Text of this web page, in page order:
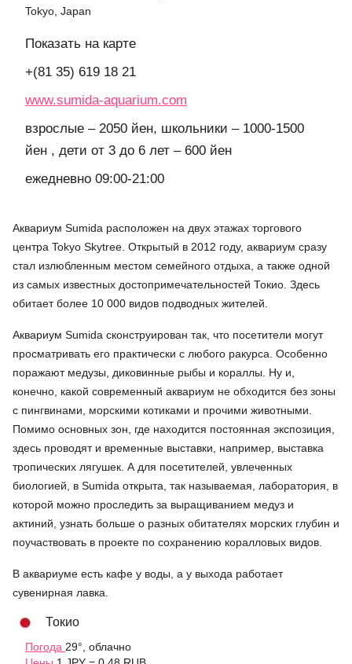
Tokyo, Japan
Показать на карте
+(81 35) 619 18 21
www.sumida-aquarium.com
взрослые – 2050 йен, школьники – 1000-1500
йен , дети от 3 до 6 лет – 600 йен
ежедневно 09:00-21:00
Аквариум Sumida расположен на двух этажах торгового
центра Tokyo Skytree. Открытый в 2012 году, аквариум сразу
стал излюбленным местом семейного отдыха, а также одной
из самых известных достопримечательностей Токио. Здесь
обитает более 10 000 видов подводных жителей.
Аквариум Sumida сконструирован так, что посетители могут
просматривать его практически с любого ракурса. Особенно
поражают медузы, диковинные рыбы и кораллы. Ну и,
конечно, какой современный аквариум не обходится без зоны
с пингвинами, морскими котиками и прочими животными.
Помимо основных зон, где находится постоянная экспозиция,
здесь проводят и временные выставки, например, выставка
тропических лягушек. А для посетителей, увлеченных
биологией, в Sumida открыта, так называемая, лаборатория, в
которой можно проследить за выращиванием медуз и
актиний, узнать больше о разных обитателях морских глубин и
поучаствовать в проекте по сохранению коралловых видов.
В аквариуме есть кафе у воды, а у выхода работает
сувенирная лавка.
Токио
Погода 29°, облачно